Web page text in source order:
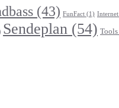
(43) FunFact (1) Internet
Sendeplan (54) Tools